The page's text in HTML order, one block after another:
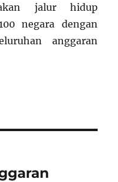
jalur hidup
negara dengan
anggaran